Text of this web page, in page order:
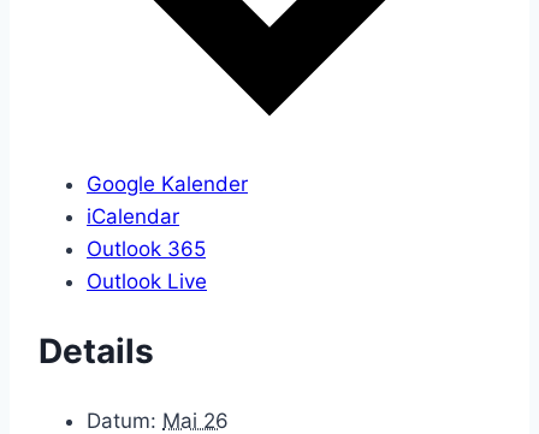
Google Kalender
iCalendar
Outlook 365
Outlook Live
Details
Datum: Mai 26